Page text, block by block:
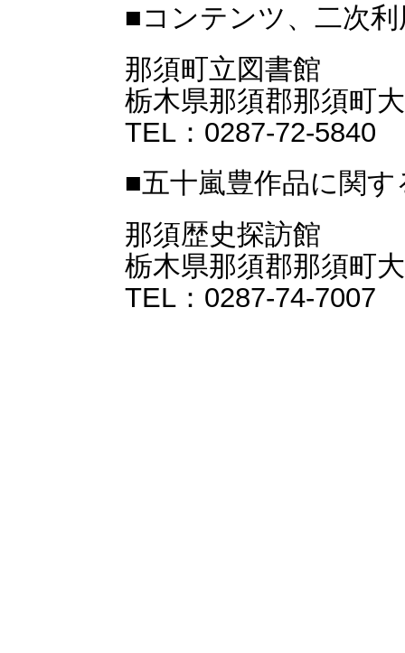
■コンテンツ、二次
那須町立図書館
栃木県那須郡那須町
TEL：0287-72-5840
■五十嵐豊作品に関
那須歴史探訪館
栃木県那須郡那須町
TEL：0287-74-7007